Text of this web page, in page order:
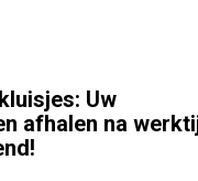
Uw
afhalen na